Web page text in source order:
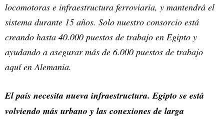
locomotoras e infraestructura ferroviaria, y mantendrá el
sistema durante 15 años. Solo nuestro consorcio está
creando hasta 40.000 puestos de trabajo en Egipto y
ayudando a asegurar más de 6.000 puestos de trabajo
aquí en Alemania.
El país necesita nueva infraestructura. Egipto se está
volviendo más urbano y las conexiones de larga